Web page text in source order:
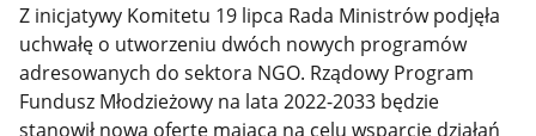
Z inicjatywy Komitetu 19 lipca Rada Ministrów podjęła
uchwałę o utworzeniu dwóch nowych programów
adresowanych do sektora NGO. Rządowy Program
Fundusz Młodzieżowy na lata 2022-2033 będzie
stanowił nową ofertę mającą na celu wsparcie działań